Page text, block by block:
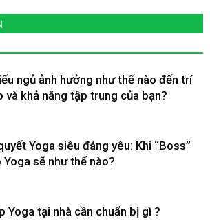
ngủ ảnh hưởng như thế nào đến trí
và khả năng tập trung của bạn?
Yoga siêu đáng yêu: Khi “Boss”
Yoga sẽ như thế nào?
Yoga tại nhà cần chuẩn bị gì ?